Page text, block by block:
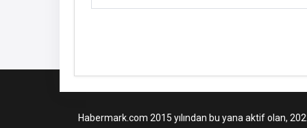
Habermark.com 2015 yılından bu yana aktif olan,